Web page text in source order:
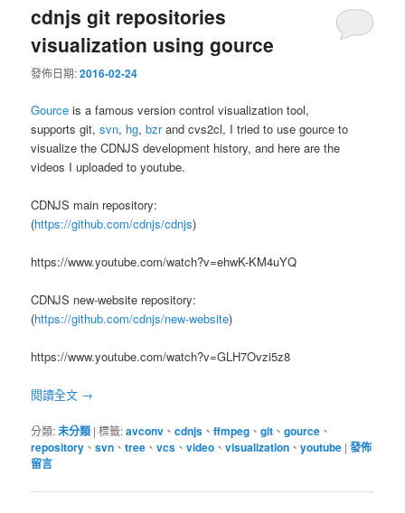
cdnjs git repositories
visualization using gource
發佈日期:2016-02-24
Gource is a famous version control visualization tool,
supports git,svn, hg,bzrand cvs2cl, I tried to use gource to
visualize the CDNJS development history, and here are the
videos I uploaded to youtube.
CDNJS main repository:
(https://github.com/cdnjs/cdnjs)
https://www.youtube.com/watch?v=ehwK-KM4uYQ
CDNJS new-website repository:
(https://github.com/cdnjs/new-website)
https://www.youtube.com/watch?v=GLH7Ovzi5z8
閱讀全文 →
分類:未分類 |標籤:avconv 、cdnjs 、ffmpeg 、git 、gource 、
repository 、svn 、tree 、vcs 、video 、visualization 、youtube |發佈
留言